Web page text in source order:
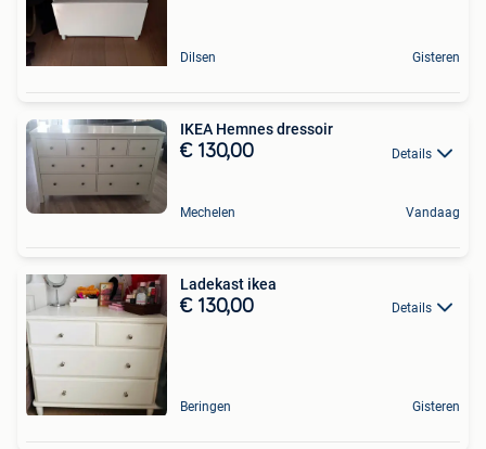
Dilsen Gisteren
IKEA Hemnes dressoir
€ 130,00 Details
Mechelen Vandaag
Ladekast ikea
€ 130,00 Details
Beringen Gisteren